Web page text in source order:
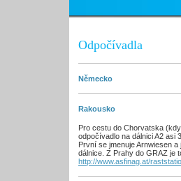
Odpočívadla
Německo
Rakousko
Pro cestu do Chorvatska
odpočívadlo na dálnici A2 asi
První se jmenuje Arnwiesen
dálnice. Z Prahy do GRAZ je
http://www.asfinag.at/